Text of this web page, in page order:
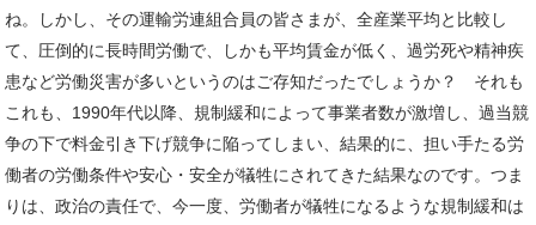
ね。しかし、その運輸労連組合員の皆さまが、全産業平均と比較し
て、圧倒的に長時間労働で、しかも平均賃金が低く、過労死や精神疾
患など労働災害が多いというのはご存知だったでしょうか？ それも
これも、1990年代以降、規制緩和によって事業者数が激増し、過当競
争の下で料金引き下げ競争に陥ってしまい、結果的に、担い手たる労
働者の労働条件や安心・安全が犠牲にされてきた結果なのです。つま
りは、政治の責任で、今一度、労働者が犠牲になるような規制緩和は